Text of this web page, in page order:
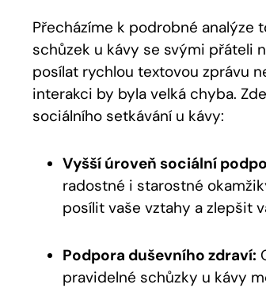
Přecházíme k podrobné analýze
schůzek u kávy se svými přáteli
posílat rychlou textovou zprávu
interakci by byla velká chyba.
sociálního setkávání u kávy:
Vyšší úroveň sociální
radostné i starostné
posílit vaše vztahy a zlepšit
Podpora duševního zdraví:
pravidelné schůzky u kávy